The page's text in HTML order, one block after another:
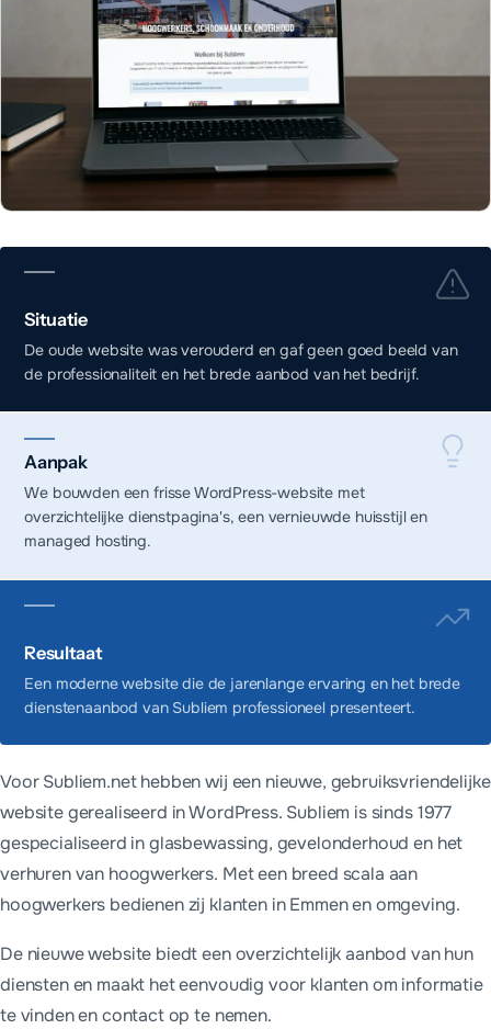
Situatie
De oude website was verouderd en gaf geen goed beeld van
de professionaliteit en het brede aanbod van het bedrijf.
Aanpak
We bouwden een frisse WordPress-website met
overzichtelijke dienstpagina's, een vernieuwde huisstijl en
managed hosting.
Resultaat
Een moderne website die de jarenlange ervaring en het brede
dienstenaanbod van Subliem professioneel presenteert.
Voor Subliem.net hebben wij een nieuwe, gebruiksvriendelijke
website gerealiseerd in WordPress. Subliem is sinds 1977
gespecialiseerd in glasbewassing, gevelonderhoud en het
verhuren van hoogwerkers. Met een breed scala aan
hoogwerkers bedienen zij klanten in Emmen en omgeving.
De nieuwe website biedt een overzichtelijk aanbod van hun
diensten en maakt het eenvoudig voor klanten om informatie
te vinden en contact op te nemen.